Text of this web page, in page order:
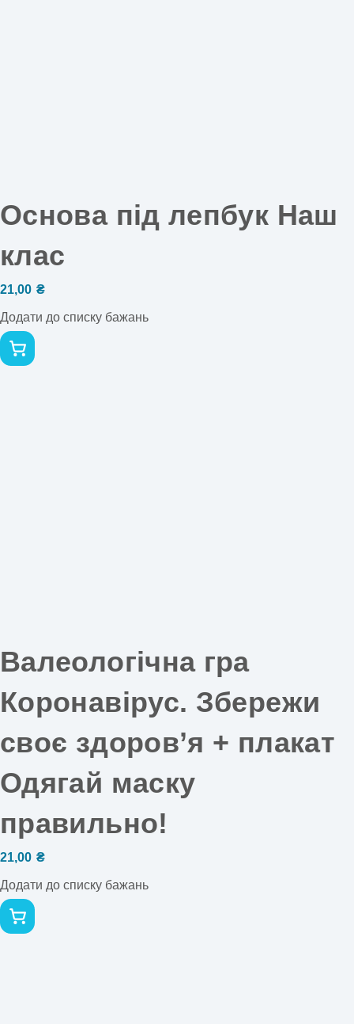
Основа під лепбук Наш
клас
21,00 ₴
Додати до списку бажань
Валеологічна гра
Коронавірус. Збережи
своє здоров’я + плакат
Одягай маску
правильно!
21,00 ₴
Додати до списку бажань